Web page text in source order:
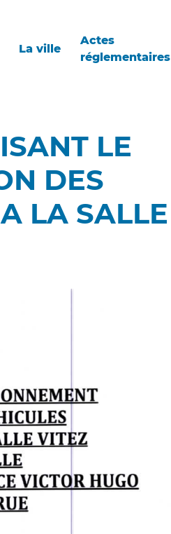
La ville
Actes
réglementaires
LE
DES
LA SALLE